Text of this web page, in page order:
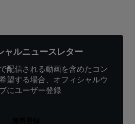
ャルニュースレター
配信される動画を含めたコン
望する場合、オフィシャルウ
にユーザー登録